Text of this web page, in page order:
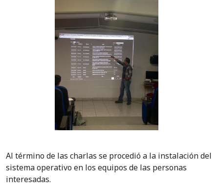
Al término de las charlas se procedió a la instalación del
sistema operativo en los equipos de las personas
interesadas.